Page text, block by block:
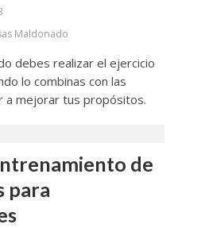
Maldonado
debes realizar el ejercicio
lo combinas con las
a mejorar tus propósitos.
de
para